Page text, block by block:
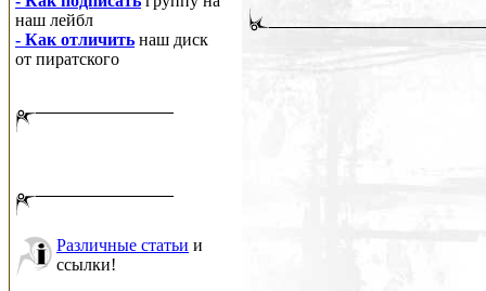
наш лейбл
- Как отличить наш диск
от пиратского
Различные статьи и
ссылки!